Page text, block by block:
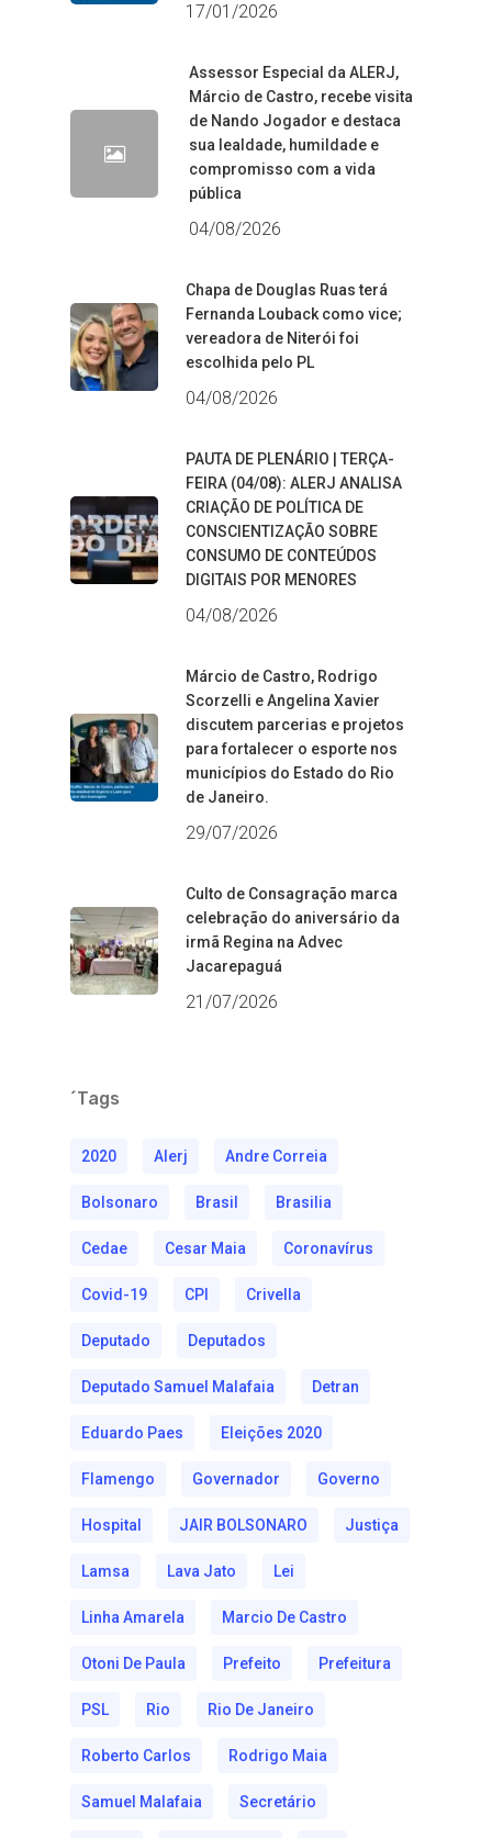
17/01/2026
Assessor Especial da ALERJ,
Márcio de Castro, recebe visita
de Nando Jogador e destaca
sua lealdade, humildade e
compromisso com a vida
pública
04/08/2026
Chapa de Douglas Ruas terá
Fernanda Louback como vice;
vereadora de Niterói foi
escolhida pelo PL
04/08/2026
PAUTA DE PLENÁRIO | TERÇA-
FEIRA (04/08): ALERJ ANALISA
CRIAÇÃO DE POLÍTICA DE
CONSCIENTIZAÇÃO SOBRE
CONSUMO DE CONTEÚDOS
DIGITAIS POR MENORES
04/08/2026
Márcio de Castro, Rodrigo
Scorzelli e Angelina Xavier
discutem parcerias e projetos
para fortalecer o esporte nos
municípios do Estado do Rio
de Janeiro.
29/07/2026
Culto de Consagração marca
celebração do aniversário da
irmã Regina na Advec
Jacarepaguá
21/07/2026
´Tags
2020 Alerj Andre Correia
Bolsonaro Brasil Brasilia
Cedae Cesar Maia Coronavírus
Covid-19 CPI Crivella
Deputado Deputados
Deputado Samuel Malafaia Detran
Eduardo Paes Eleições 2020
Flamengo Governador Governo
Hospital JAIR BOLSONARO Justiça
Lamsa Lava Jato Lei
Linha Amarela Marcio De Castro
Otoni De Paula Prefeito Prefeitura
PSL Rio Rio De Janeiro
Roberto Carlos Rodrigo Maia
Samuel Malafaia Secretário